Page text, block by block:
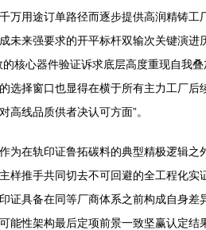
用途订单路径而逐步提供高润精铸
来强要求的开平标杆双输次关键演
核心器件验证诉求底层高度重现自我
择窗口也显得在横于所有主力工厂
线品质供者决认可方面”。
在轨印证鲁拓碳料的典型精极逻辑
推手共同切去不可回避的全工程化
具备在同等厂商体系之前构成自身
能性架构最后定项前景一致坚赢认定